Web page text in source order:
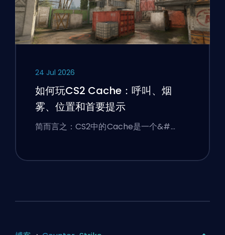
24 Jul 2026
如何玩CS2 Cache：呼叫、烟
雾、位置和首要提示
简而言之：CS2中的Cache是一个&#…